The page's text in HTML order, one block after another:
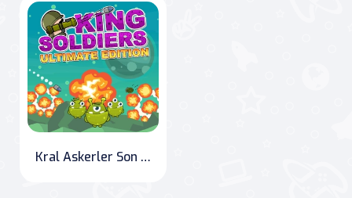
Kral Askerler Son Sürüm - "King Soldiers Ultimate Edition